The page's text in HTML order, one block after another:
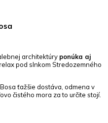
architektúry ponúka aj
pod slnkom Stredozemného
ťažšie dostáva, odmena v
čistého mora za to určite stojí.